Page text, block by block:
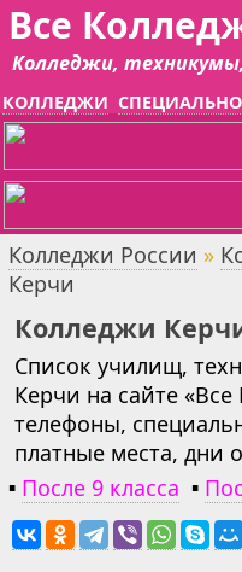
Все
Колледжи,
КОЛЛЕДЖИ
Колледжи России »
Керчи
Колледжи
Список училищ,
Керчи на сайте
телефоны,
платные места, дни
▪ После 9 класса ▪